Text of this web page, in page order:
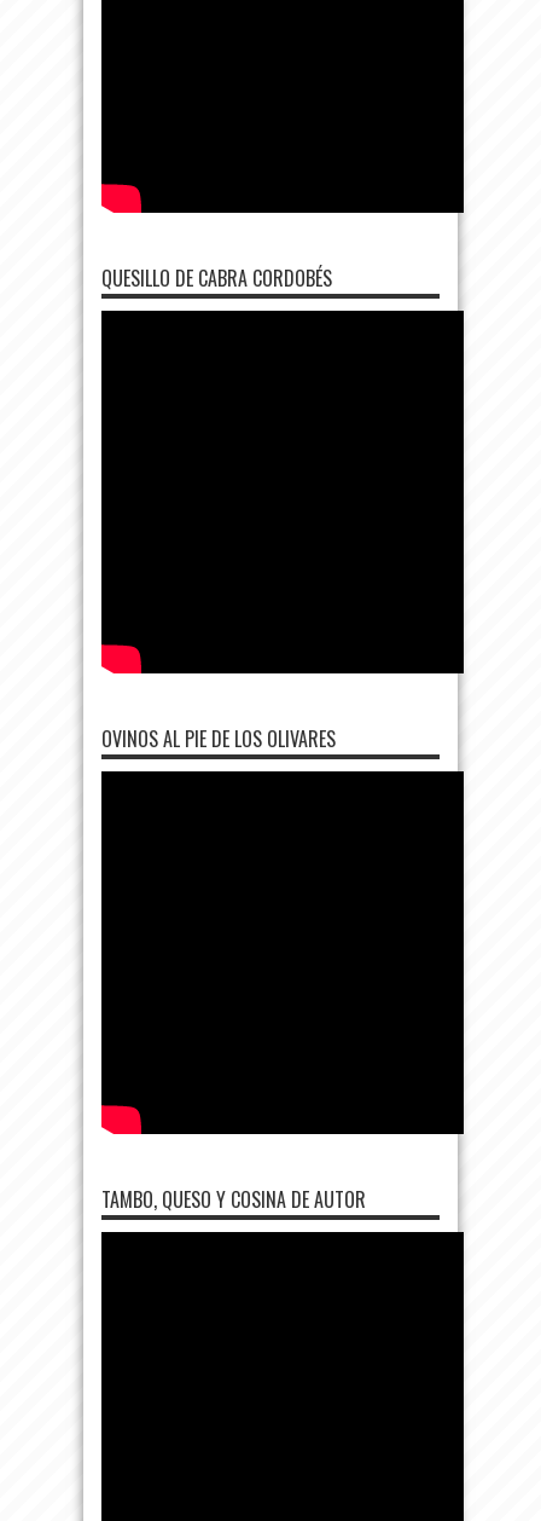
QUESILLO DE CABRA CORDOBÉS
OVINOS AL PIE DE LOS OLIVARES
TAMBO, QUESO Y COSINA DE AUTOR